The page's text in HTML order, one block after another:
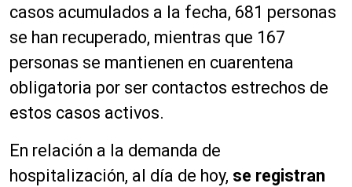
casos acumulados a la fecha, 681 personas
se han recuperado, mientras que 167
personas se mantienen en cuarentena
obligatoria por ser contactos estrechos de
estos casos activos.
En relación a la demanda de
hospitalización, al día de hoy, se registran